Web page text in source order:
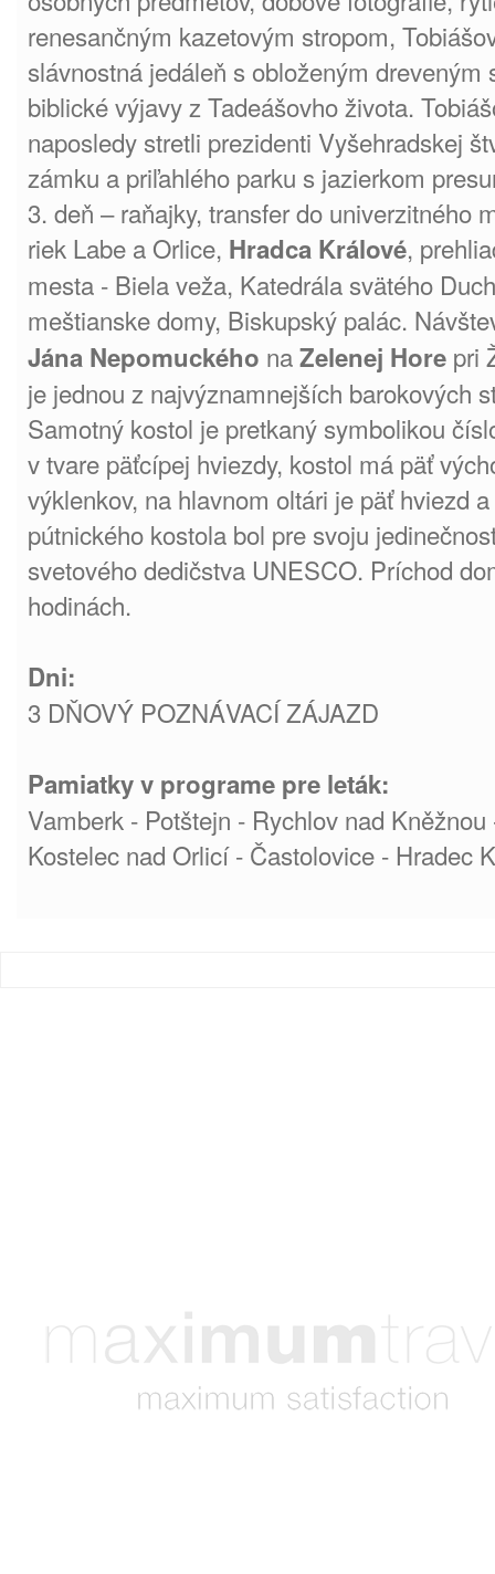
renesančným kazetovým stropom,
slávnostná jedáleň s obloženým dreveným
biblické výjavy z Tadeášovho života.
naposledy stretli prezidenti Vyšehradskej
zámku a priľahlého parku s jazierkom
3. deň – raňajky, transfer do univerzitného
riek Labe a Orlice, Hradca Králové,
mesta - Biela veža, Katedrála svätého
meštianske domy, Biskupský palác.
Jána Nepomuckého naZelenej Hore pri
je jednou z najvýznamnejších barokových
Samotný kostol je pretkaný symbolikou
v tvare päťcípej hviezdy, kostol má päť
výklenkov, na hlavnom oltári je päť hviezd
pútnického kostola bol pre svoju
svetového dedičstva UNESCO. Príchod
hodinách.
Dni:
3 DŇOVÝ POZNÁVACÍ ZÁJAZD
Pamiatky v programe pre leták:
Vamberk - Potštejn - Rychlov nad
Kostelec nad Orlicí - Častolovice - Hradec